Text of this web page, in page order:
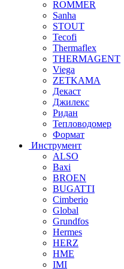
ROMMER
Sanha
STOUT
Tecofi
Thermaflex
THERMAGENT
Viega
ZETKAMA
Декаст
Джилекс
Ридан
Тепловодомер
Формат
Инструмент
ALSO
Baxi
BROEN
BUGATTI
Cimberio
Global
Grundfos
Hermes
HERZ
HME
IMI